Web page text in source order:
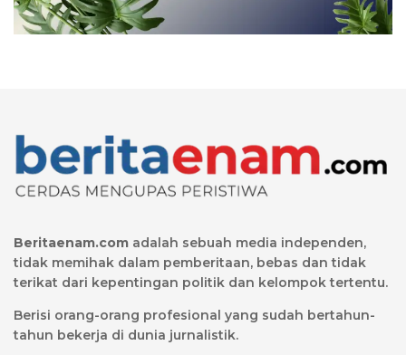
Beritaenam.com adalah sebuah media independen,
tidak memihak dalam pemberitaan, bebas dan tidak
terikat dari kepentingan politik dan kelompok tertentu.
Berisi orang-orang profesional yang sudah bertahun-
tahun bekerja di dunia jurnalistik.